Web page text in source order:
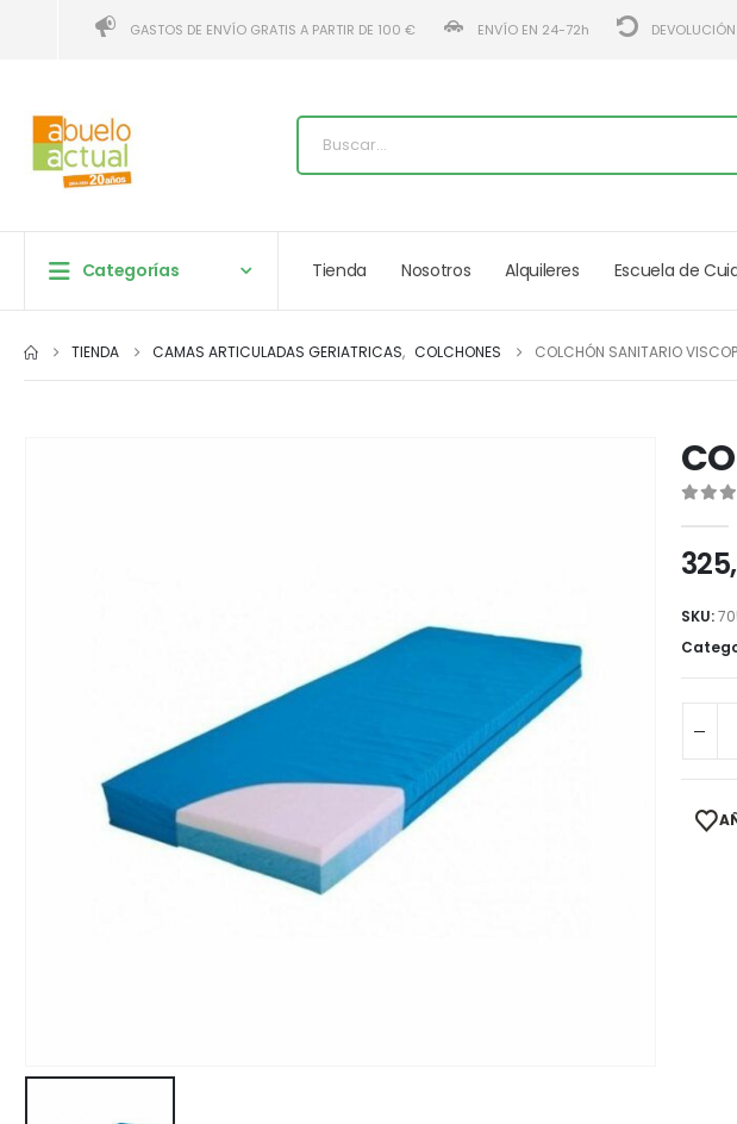
GASTOS DE ENVÍO GRATIS A PARTIR DE 100 € ENVÍO EN 24-72h
Categorías Tienda Nosotros Alquileres Escuela de
TIENDA CAMAS ARTICULADAS GERIATRICAS, COLCHONES COLCHÓN SANITARIO
SKU: